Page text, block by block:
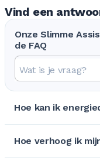
Vind een
Onze Slimme
de FAQ
Hoe kan ik
Hoe verhoog ik